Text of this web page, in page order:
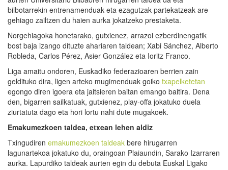
bilbotarrekin entrenamenduak eta ezagutzak partekatzeak are
gehiago zailtzen du haien aurka jokatzeko prestaketa.
Norgehiagoka honetarako, gutxienez, arrazoi ezberdinengatik
bost baja izango dituzte ahariaren taldean; Xabi Sánchez, Alberto
Robleda, Carlos Pérez, Asier González eta Ioritz Franco.
Liga amaitu ondoren, Euskadiko federazioaren berrien zain
geldituko dira, ligen arteko mugimenduak goiko txapelketetan
egongo diren igoera eta jaitsieren baitan emango baitira. Dena
den, bigarren sailkatuak, gutxienez, play-offa jokatuko duela
ziurtatuta dago eta hori lortu nahi dute mugakoek.
Emakumezkoen taldea, etxean lehen aldiz
Txingudiren emakumezkoen taldeak bere hirugarren
lagunartekoa jokatuko du, oraingoan Plaiaundin, Sarako Izarraren
aurka. Lapurdiko taldeak aurten egin du debuta Euskal Ligako